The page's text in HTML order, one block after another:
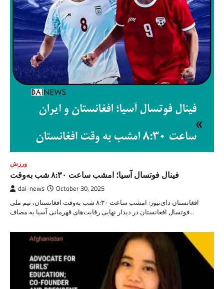
ورزش
فینال فوتسال آسیا؛ امشب ساعت ۸:۳۰ شب به‌وقت
dai-news October 30, 2025
افغانستان دای‌نیوز: امشب ساعت ۸:۳۰ شب به‌وقت افغانستان، تیم ملی
فوتسال افغانستان در دیدار نهایی رقابت‌های قهرمانی آسیا به مصاف…